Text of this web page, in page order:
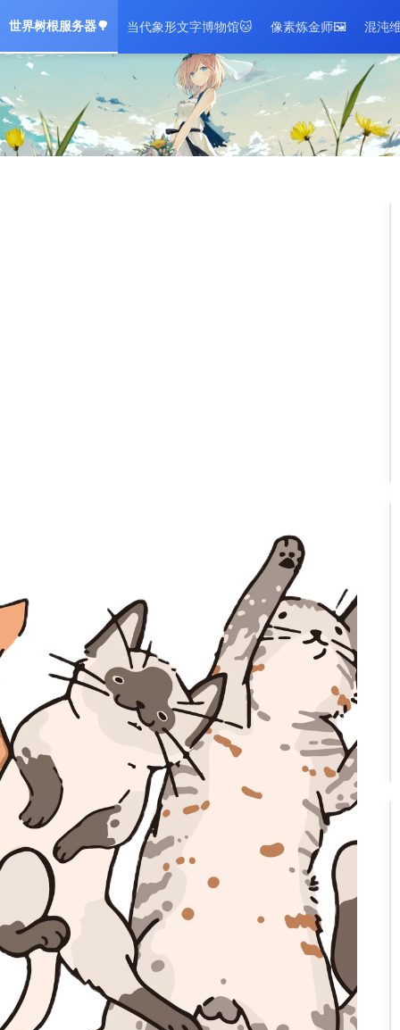
世界树根服务器🌳 当代象形文字博物馆🐱 像素炼金师🖼️ 混沌